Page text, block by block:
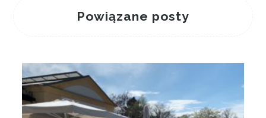
Powiązane posty